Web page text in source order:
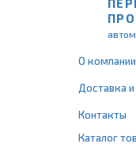
О компании
Доставка и
Контакты
Каталог